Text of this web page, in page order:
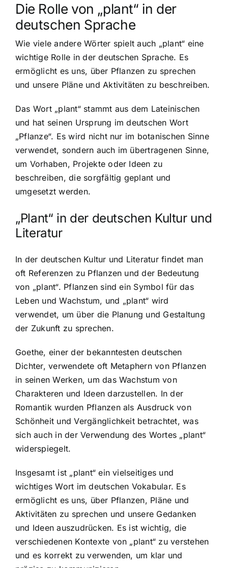
Die Rolle von „plant“ in der
deutschen Sprache
Wie viele andere Wörter spielt auch „plant“ eine
wichtige Rolle in der deutschen Sprache. Es
ermöglicht es uns, über Pflanzen zu sprechen
und unsere Pläne und Aktivitäten zu beschreiben.
Das Wort „plant“ stammt aus dem Lateinischen
und hat seinen Ursprung im deutschen Wort
„Pflanze“. Es wird nicht nur im botanischen Sinne
verwendet, sondern auch im übertragenen Sinne,
um Vorhaben, Projekte oder Ideen zu
beschreiben, die sorgfältig geplant und
umgesetzt werden.
„Plant“ in der deutschen Kultur und
Literatur
In der deutschen Kultur und Literatur findet man
oft Referenzen zu Pflanzen und der Bedeutung
von „plant“. Pflanzen sind ein Symbol für das
Leben und Wachstum, und „plant“ wird
verwendet, um über die Planung und Gestaltung
der Zukunft zu sprechen.
Goethe, einer der bekanntesten deutschen
Dichter, verwendete oft Metaphern von Pflanzen
in seinen Werken, um das Wachstum von
Charakteren und Ideen darzustellen. In der
Romantik wurden Pflanzen als Ausdruck von
Schönheit und Vergänglichkeit betrachtet, was
sich auch in der Verwendung des Wortes „plant“
widerspiegelt.
Insgesamt ist „plant“ ein vielseitiges und
wichtiges Wort im deutschen Vokabular. Es
ermöglicht es uns, über Pflanzen, Pläne und
Aktivitäten zu sprechen und unsere Gedanken
und Ideen auszudrücken. Es ist wichtig, die
verschiedenen Kontexte von „plant“ zu verstehen
und es korrekt zu verwenden, um klar und